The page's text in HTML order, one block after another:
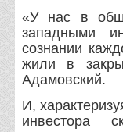
«У нас в
западными
сознании
жили в
Адамовский.
И,
инвестора